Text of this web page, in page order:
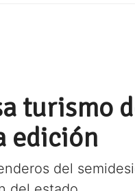
turismo
edición
del